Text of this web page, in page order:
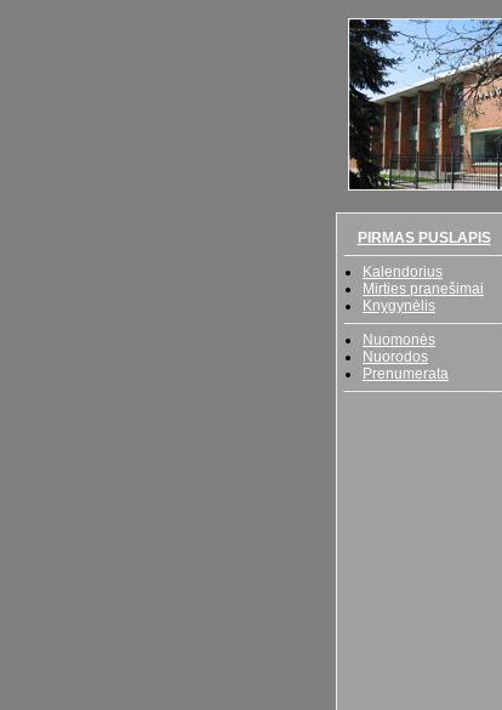
PIRMAS PUSLAPIS
Kalendorius
Mirties pranešimai
Knygynėlis
Nuomonės
Nuorodos
Prenumerata